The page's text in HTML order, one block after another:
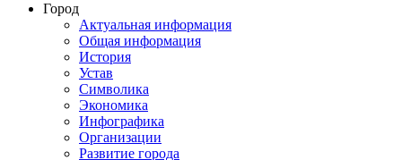
Город
Актуальная информация
Общая информация
История
Устав
Символика
Экономика
Инфографика
Организации
Развитие города